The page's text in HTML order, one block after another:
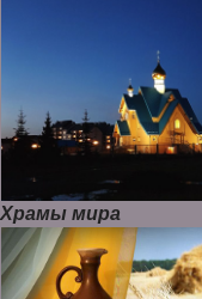
Храмы мира